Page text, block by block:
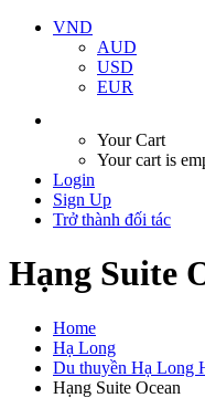
VND
AUD
USD
EUR
Your Cart
Your cart is
Login
Sign Up
Trở thành đối tác
Hạng Suite
Home
Hạ Long
Du thuyền Hạ Long
Hạng Suite Ocean